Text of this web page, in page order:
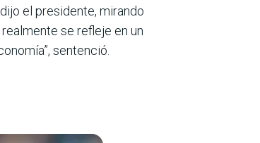
el pre­sidente, mirando
se refleje en un
sentenció.